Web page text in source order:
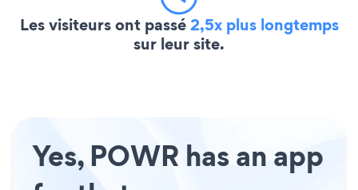
Les visiteurs ont passé2,5x plus longtemps
sur leur site.
Yes, POWR has an app